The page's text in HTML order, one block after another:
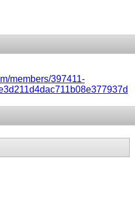
members/397411-